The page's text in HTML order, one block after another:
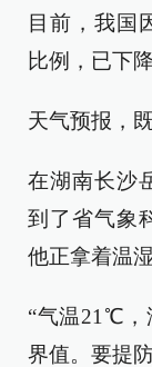
目前，我国
比例，已下
天气预报，
在湖南长沙
到了省气象
他正拿着温
“气温21℃，
界值。要提